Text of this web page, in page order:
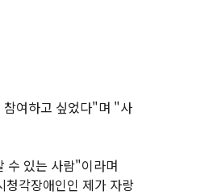
참여하고 싶었다"며 "사
수 있는 사람"이라며
청각장애인인 제가 자랑